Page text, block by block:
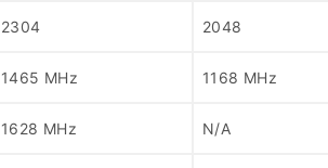
2304 2048
1465 MHz 1168 MHz
1628 MHz N/A